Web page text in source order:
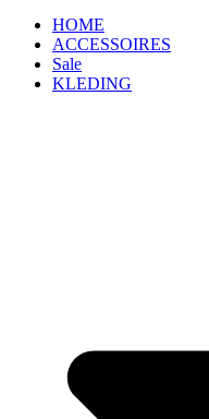
HOME
ACCESSOIRES
Sale
KLEDING